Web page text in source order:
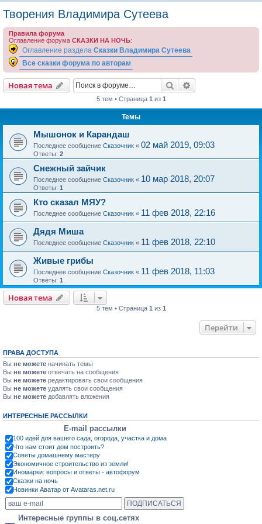
Творения Владимира Сутеева
Правила форума
Оглавление форума СКАЗКИ НА НОЧЬ:
Оглавление раздела Сказки Владимира Сутеева
Все сказки форума по авторам
Новая тема Поиск
5 тем • Страница 1 из 1
Темы
Мышонок и Карандаш
Последнее сообщение Сказочник « 02 май 2019, 09:03
Ответы: 2
Снежный зайчик
Последнее сообщение Сказочник « 10 мар 2018, 20:07
Ответы: 1
Кто сказал МЯУ?
Последнее сообщение Сказочник « 11 фев 2018, 22:16
Дядя Миша
Последнее сообщение Сказочник « 11 фев 2018, 22:10
Живые грибы
Последнее сообщение Сказочник « 11 фев 2018, 11:03
Ответы: 1
Новая тема
5 тем • Страница 1 из 1
Перейти
ПРАВА ДОСТУПА
Вы не можете начинать темы
Вы не можете отвечать на сообщения
Вы не можете редактировать свои сообщения
Вы не можете удалять свои сообщения
Вы не можете добавлять вложения
ИНТЕРЕСНЫЕ РАССЫЛКИ
E-mail рассылки
100 идей для вашего сада, огорода, участка и дома
Что нам стоит дом построить?
Советы домашнему мастеру
Экономичное строительство из земли!
Иномарки: вопросы и ответы - автофорум
Сказки на ночь
Новинки Аватар от Avataras.net.ru
Интересные группы в соц.сетях